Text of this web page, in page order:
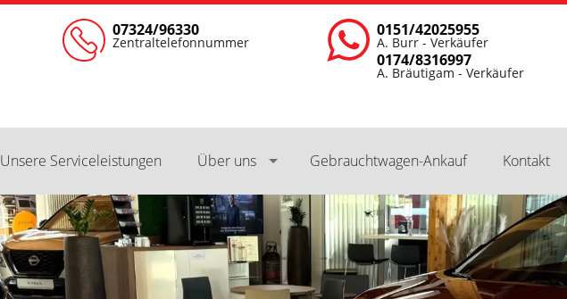
07324/96330
Zentraltelefonnummer
0151/42025955
A. Burr - Verkäufer
0174/8316997
A. Bräutigam - Verkäufer
Unsere Serviceleistungen Über uns Gebrauchtwagen-Ankauf Kontakt